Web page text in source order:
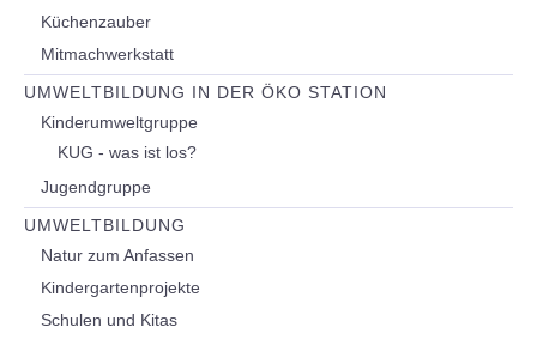
Küchenzauber
Mitmachwerkstatt
UMWELTBILDUNG IN DER ÖKO STATION
Kinderumweltgruppe
KUG - was ist los?
Jugendgruppe
UMWELTBILDUNG
Natur zum Anfassen
Kindergartenprojekte
Schulen und Kitas